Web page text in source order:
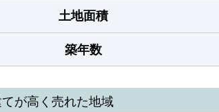
土地面積
築年数
が高く売れた地域